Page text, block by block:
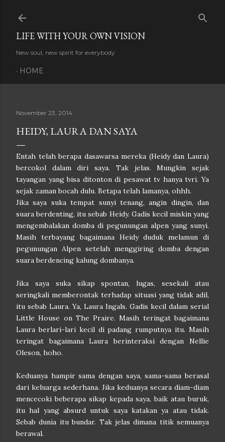
LIFE WITH YOUR OWN VISION
New soul, new spirit for everybody
HOME
November 23, 2014
HEIDY, LAURA DAN SAYA
Entah telah berapa dasawarsa mereka (Heidy dan Laura)
bercokol dalam diri saya. Tak jelas. Mungkin sejak
tayangan yang bisa ditonton di pesawat tv hanya tvri. Ya
sejak zaman bocah dulu. Betapa telah lamanya, ohhh.
Jika saya suka tempat sunyi tenang, angin dingin, dan
suara berdenting, itu sebab Heidy. Gadis kecil miskin yang
mengembalakan domba di pegunungan alpen yang sunyi.
Masih terbayang bagaimana Heidy duduk melamun di
pegunungan Alpen setelah menggiring domba dengan
suara berdencing kalung dombanya.
Jika saya suka sikap spontan, lugas, sesekali atau
seringkali memberontak terhadap situasi yang tidak adil,
itu sebab Laura. Ya, Laura Ingals. Gadis kecil dalam serial
Little House on The Praire. Masih teringat bagaimana
Laura berlari-lari kecil di padang rumputnya itu. Masih
teringat bagaimana Laura berinteraksi dengan Nellie
Oleson, hoho.
Keduanya hampir sama dengan saya, sama-sama berasal
dari keluarga sederhana. Jika keduanya secara diam-diam
mencecoki beberapa sikap kepada saya, baik atau buruk,
itu hal yang absurd untuk saya katakan ya atau tidak.
Sebab dunia itu bundar. Tak jelas dimana titik semuanya
berawal.